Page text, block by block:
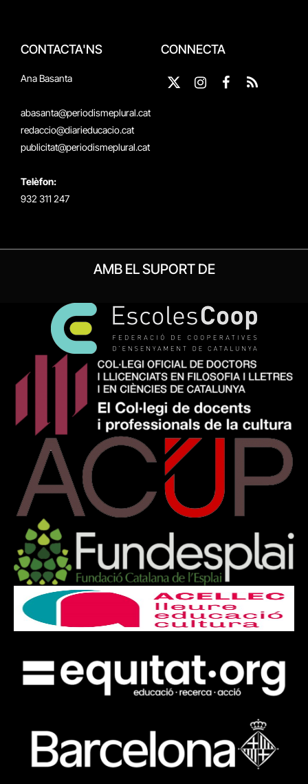
CONTACTA'NS
Ana Basanta
abasanta@periodismeplural.cat
redaccio@diarieducacio.cat
publicitat@periodismeplural.cat
Telèfon:
932 311 247
CONNECTA
X
Instagram
Facebook
RSS
AMB EL SUPORT DE